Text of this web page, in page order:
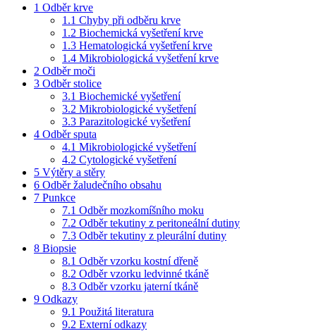
1 Odběr krve
1.1 Chyby při odběru krve
1.2 Biochemická vyšetření krve
1.3 Hematologická vyšetření krve
1.4 Mikrobiologická vyšetření krve
2 Odběr moči
3 Odběr stolice
3.1 Biochemické vyšetření
3.2 Mikrobiologické vyšetření
3.3 Parazitologické vyšetření
4 Odběr sputa
4.1 Mikrobiologické vyšetření
4.2 Cytologické vyšetření
5 Výtěry a stěry
6 Odběr žaludečního obsahu
7 Punkce
7.1 Odběr mozkomíšního moku
7.2 Odběr tekutiny z peritoneální dutiny
7.3 Odběr tekutiny z pleurální dutiny
8 Biopsie
8.1 Odběr vzorku kostní dřeně
8.2 Odběr vzorku ledvinné tkáně
8.3 Odběr vzorku jaterní tkáně
9 Odkazy
9.1 Použitá literatura
9.2 Externí odkazy